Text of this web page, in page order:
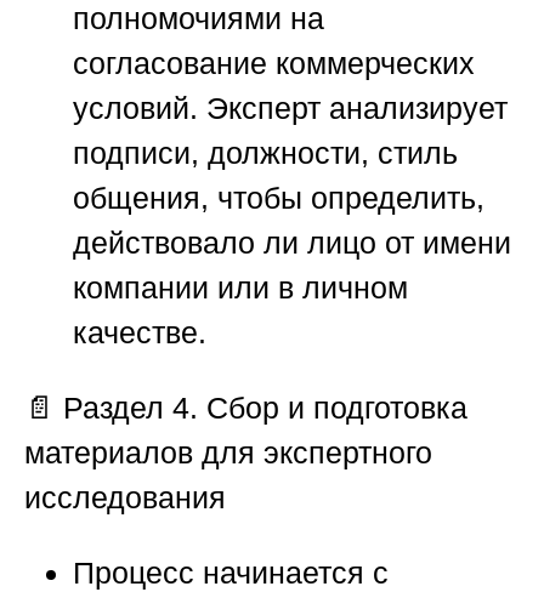
полномочиями на
согласование коммерческих
условий. Эксперт анализирует
подписи, должности, стиль
общения, чтобы определить,
действовало ли лицо от имени
компании или в личном
качестве.
📄 Раздел 4. Сбор и подготовка
материалов для экспертного
исследования
Процесс начинается с